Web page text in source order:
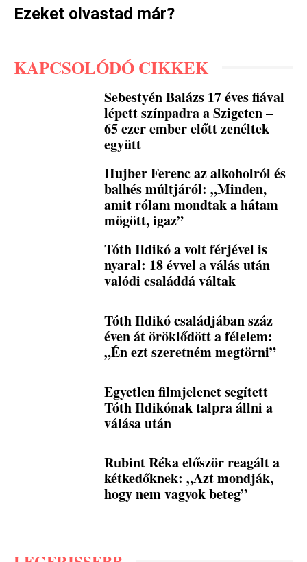
Ezeket olvastad már?
KAPCSOLÓDÓ CIKKEK
Sebestyén Balázs 17 éves fiával
lépett színpadra a Szigeten –
65 ezer ember előtt zenéltek
együtt
Hujber Ferenc az alkoholról és
balhés múltjáról: „Minden,
amit rólam mondtak a hátam
mögött, igaz”
Tóth Ildikó a volt férjével is
nyaral: 18 évvel a válás után
valódi családdá váltak
Tóth Ildikó családjában száz
éven át öröklődött a félelem:
„Én ezt szeretném megtörni”
Egyetlen filmjelenet segített
Tóth Ildikónak talpra állni a
válása után
Rubint Réka először reagált a
kétkedőknek: „Azt mondják,
hogy nem vagyok beteg”